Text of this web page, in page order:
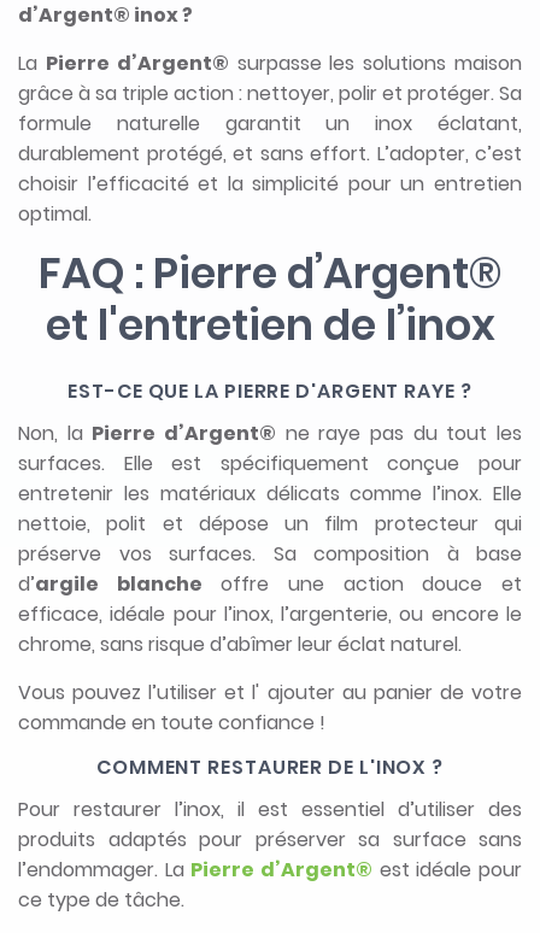
d’Argent® inox ?
La Pierre d’Argent® surpasse les solutions maison
grâce à sa triple action : nettoyer, polir et protéger. Sa
formule naturelle garantit un inox éclatant,
durablement protégé, et sans effort. L’adopter, c’est
choisir l’efficacité et la simplicité pour un entretien
optimal.
FAQ : Pierre d’Argent®
et l'entretien de l’inox
EST-CE QUE LA PIERRE D'ARGENT RAYE ?
Non, la Pierre d’Argent® ne raye pas du tout les
surfaces. Elle est spécifiquement conçue pour
entretenir les matériaux délicats comme l’inox. Elle
nettoie, polit et dépose un film protecteur qui
préserve vos surfaces. Sa composition à base
d’argile blanche offre une action douce et
efficace, idéale pour l’inox, l’argenterie, ou encore le
chrome, sans risque d’abîmer leur éclat naturel.
Vous pouvez l’utiliser et l' ajouter au panier de votre
commande en toute confiance !
COMMENT RESTAURER DE L'INOX ?
Pour restaurer l’inox, il est essentiel d’utiliser des
produits adaptés pour préserver sa surface sans
l’endommager. La Pierre d’Argent® est idéale pour
ce type de tâche.